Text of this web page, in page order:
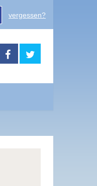
vergessen?